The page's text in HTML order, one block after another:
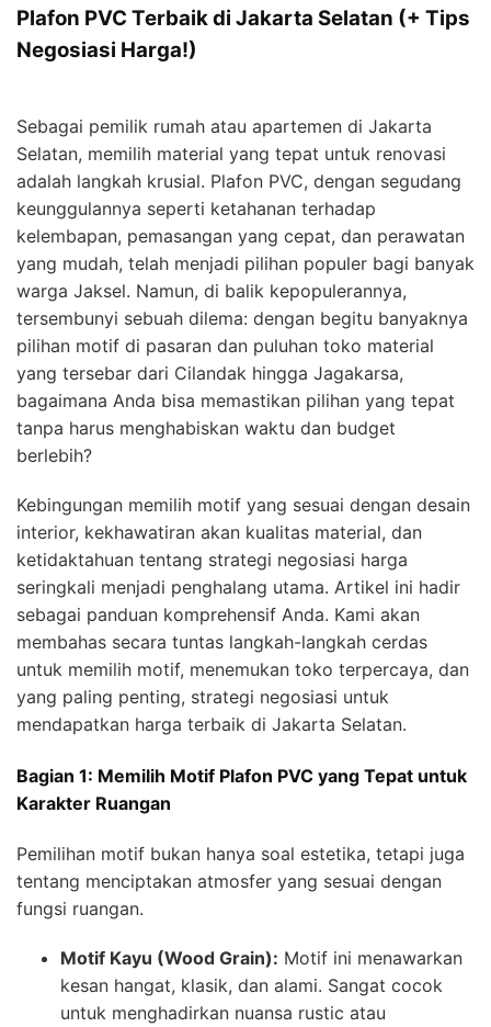
Plafon PVC Terbaik di Jakarta Selatan (+ Tips
Negosiasi Harga!)
Sebagai pemilik rumah atau apartemen di Jakarta
Selatan, memilih material yang tepat untuk renovasi
adalah langkah krusial. Plafon PVC, dengan segudang
keunggulannya seperti ketahanan terhadap
kelembapan, pemasangan yang cepat, dan perawatan
yang mudah, telah menjadi pilihan populer bagi banyak
warga Jaksel. Namun, di balik kepopulerannya,
tersembunyi sebuah dilema: dengan begitu banyaknya
pilihan motif di pasaran dan puluhan toko material
yang tersebar dari Cilandak hingga Jagakarsa,
bagaimana Anda bisa memastikan pilihan yang tepat
tanpa harus menghabiskan waktu dan budget
berlebih?
Kebingungan memilih motif yang sesuai dengan desain
interior, kekhawatiran akan kualitas material, dan
ketidaktahuan tentang strategi negosiasi harga
seringkali menjadi penghalang utama. Artikel ini hadir
sebagai panduan komprehensif Anda. Kami akan
membahas secara tuntas langkah-langkah cerdas
untuk memilih motif, menemukan toko terpercaya, dan
yang paling penting, strategi negosiasi untuk
mendapatkan harga terbaik di Jakarta Selatan.
Bagian 1: Memilih Motif Plafon PVC yang Tepat untuk
Karakter Ruangan
Pemilihan motif bukan hanya soal estetika, tetapi juga
tentang menciptakan atmosfer yang sesuai dengan
fungsi ruangan.
Motif Kayu (Wood Grain): Motif ini menawarkan
kesan hangat, klasik, dan alami. Sangat cocok
untuk menghadirkan nuansa rustic atau